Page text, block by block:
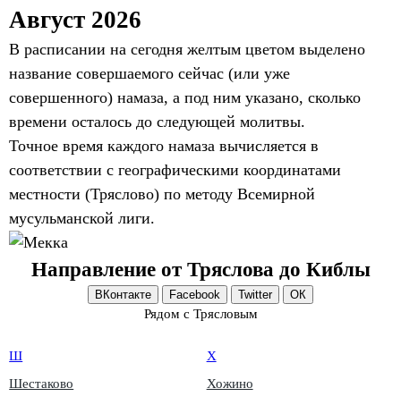
Август 2026
В расписании на сегодня желтым цветом выделено
название совершаемого сейчас (или уже
совершенного) намаза, а под ним указано, сколько
времени осталось до следующей молитвы.
Точное время каждого намаза вычисляется в
соответствии с географическими координатами
местности (Тряслово) по методу Всемирной
мусульманской лиги.
Направление от Тряслова до Киблы
ВКонтакте Facebook Twitter ОК
Рядом с Трясловым
Ш
Шестаково
Х
Хожино